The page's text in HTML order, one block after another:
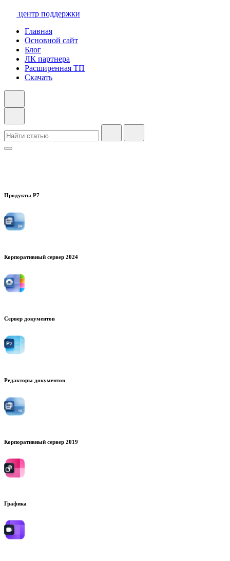
центр поддержки
Главная
Основной сайт
Блог
ЛК партнера
Расширенная ТП
Скачать
Продукты Р7
Корпоративный сервер 2024
Сервер документов
Редакторы документов
Корпоративный сервер 2019
Графика